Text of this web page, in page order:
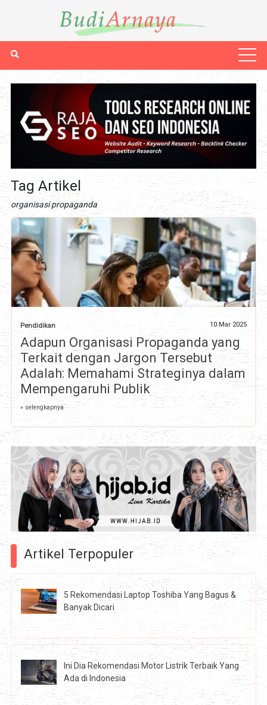
Tag Artikel
organisasi propaganda
Pendidikan 10 Mar 2025
Adapun Organisasi Propaganda yang
Terkait dengan Jargon Tersebut
Adalah: Memahami Strateginya dalam
Mempengaruhi Publik
» selengkapnya
Artikel Terpopuler
5 Rekomendasi Laptop Toshiba Yang Bagus &
Banyak Dicari
Ini Dia Rekomendasi Motor Listrik Terbaik Yang
Ada di Indonesia